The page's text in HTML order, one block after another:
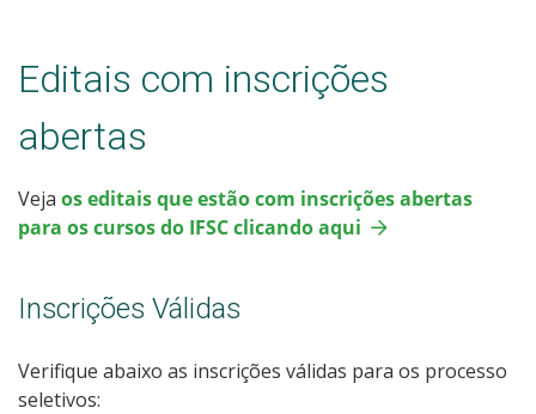
Processos Seletivos
Cotas
Inscrições e acompanhamento
Editais com inscrições
abertas
Veja os editais que estão com inscrições abertas
para os cursos do IFSC clicando aqui
Inscrições Válidas
Verifique abaixo as inscrições válidas para os processo
seletivos: